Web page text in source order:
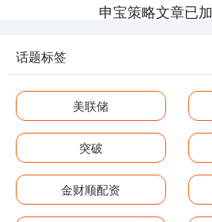
申宝策略文章已
话题标签
美联储
突破
金财顺配资